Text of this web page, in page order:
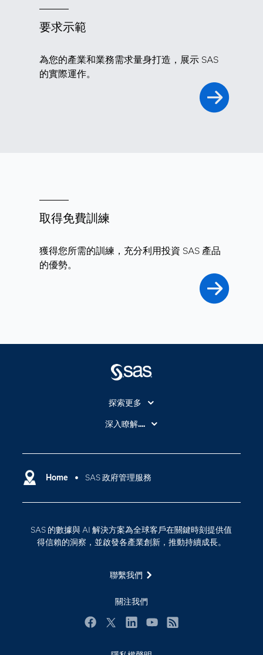
要求示範
為您的產業和業務需求量身打造，展示 SAS
的實際運作。
取得免費訓練
獲得您所需的訓練，充分利用投資 SAS 產品
的優勢。
Home SAS 政府管理服務
SAS 的數據與 AI 解決方案為全球客戶在關鍵時刻提供值
得信賴的洞察，並啟發各產業創新，推動持續成長。
聯繫我們
關注我們
探索更多
About SAS
SAS Viya
Why SAS？
探索工作機會
最新消息
活動
產品
深入瞭解....
數位轉型
雲端計算